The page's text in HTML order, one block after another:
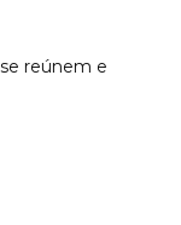
reúnem e